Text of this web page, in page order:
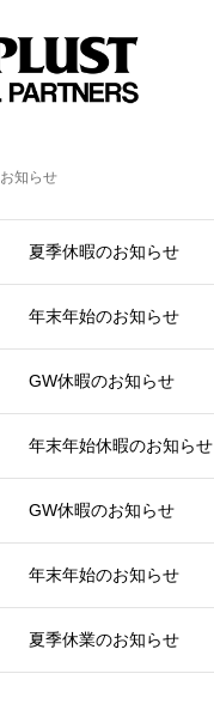
お知らせ
夏季休暇のお知らせ
年末年始のお知らせ
GW休暇のお知らせ
年末年始休暇のお知らせ
GW休暇のお知らせ
年末年始のお知らせ
夏季休業のお知らせ